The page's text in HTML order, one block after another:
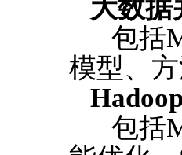
大数据
包括
模型、
包括